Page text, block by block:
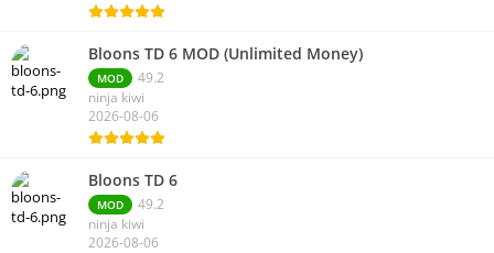
Bloons TD 6 MOD (Unlimited Money)
MOD
49.2
ninja kiwi
2026-08-06
Bloons TD 6
MOD
49.2
ninja kiwi
2026-08-06